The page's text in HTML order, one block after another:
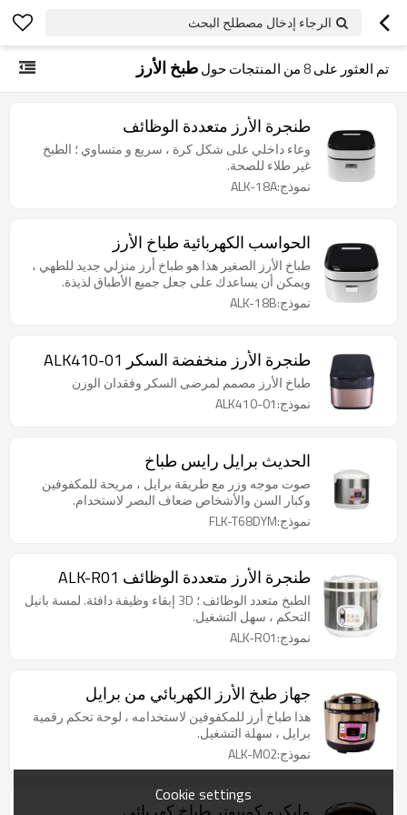
الرجاء إدخال مصطلح البحث
تم العثور على8من المنتجات حولطبخ الأرز
طنجرة الأرز متعددة الوظائف
وعاء داخلي على شكل كرة ، سريع و متساوي ؛ الطبخ
غير طلاء للصحة.
نموذج:ALK-18A
الحواسب الكهربائية طباخ الأرز
طباخ الأرز الصغير هذا هو طباخ أرز منزلي جديد للطهي ،
ويمكن أن يساعدك على جعل جميع الأطباق لذيذة.
نموذج:ALK-18B
طنجرة الأرز منخفضة السكر ALK410-01
طباخ الأرز مصمم لمرضى السكر وفقدان الوزن
نموذج:ALK410-01
الحديث برايل رايس طباخ
صوت موجه وزر مع طريقة برايل ، مريحة للمكفوفين
وكبار السن والأشخاص ضعاف البصر لاستخدام.
نموذج:FLK-T68DYM
طنجرة الأرز متعددة الوظائف ALK-R01
الطبخ متعدد الوظائف ؛ 3D إبقاء وظيفة دافئة. لمسة بانيل
التحكم ، سهل التشغيل.
نموذج:ALK-R01
جهاز طبخ الأرز الكهربائي من برايل
هذا طباخ أرز للمكفوفين لاستخدامه ، لوحة تحكم رقمية
برايل ، سهلة التشغيل.
نموذج:ALK-M02
Cookie settings